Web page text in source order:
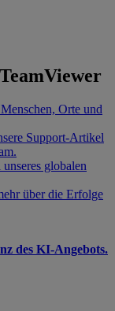
Orte und
Support-Artikel
globalen
über die Erfolge
des KI-Angebots.